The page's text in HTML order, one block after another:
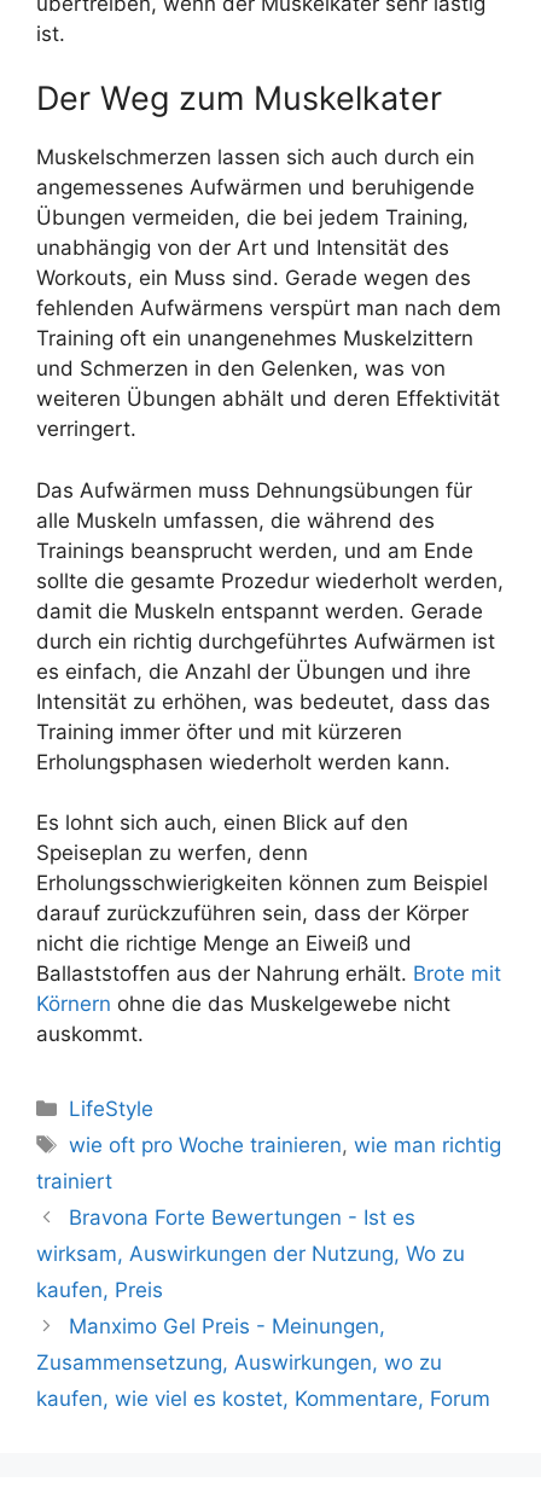
ist.
Der Weg zum Muskelkater
Muskelschmerzen lassen sich auch durch ein
angemessenes Aufwärmen und beruhigende
Übungen vermeiden, die bei jedem Training,
unabhängig von der Art und Intensität des
Workouts, ein Muss sind. Gerade wegen des
fehlenden Aufwärmens verspürt man nach dem
Training oft ein unangenehmes Muskelzittern
und Schmerzen in den Gelenken, was von
weiteren Übungen abhält und deren Effektivität
verringert.
Das Aufwärmen muss Dehnungsübungen für
alle Muskeln umfassen, die während des
Trainings beansprucht werden, und am Ende
sollte die gesamte Prozedur wiederholt werden,
damit die Muskeln entspannt werden. Gerade
durch ein richtig durchgeführtes Aufwärmen ist
es einfach, die Anzahl der Übungen und ihre
Intensität zu erhöhen, was bedeutet, dass das
Training immer öfter und mit kürzeren
Erholungsphasen wiederholt werden kann.
Es lohnt sich auch, einen Blick auf den
Speiseplan zu werfen, denn
Erholungsschwierigkeiten können zum Beispiel
darauf zurückzuführen sein, dass der Körper
nicht die richtige Menge an Eiweiß und
Ballaststoffen aus der Nahrung erhält. Brote mit
Körnern ohne die das Muskelgewebe nicht
auskommt.
Kategorien
LifeStyle
Tags
wie oft pro Woche trainieren,wie man richtig
trainiert
Bravona Forte Bewertungen - Ist es
wirksam, Auswirkungen der Nutzung, Wo zu
kaufen, Preis
Manximo Gel Preis - Meinungen,
Zusammensetzung, Auswirkungen, wo zu
kaufen, wie viel es kostet, Kommentare, Forum